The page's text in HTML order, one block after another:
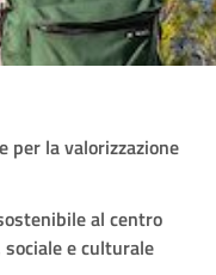
per la valorizzazione
al centro
e culturale